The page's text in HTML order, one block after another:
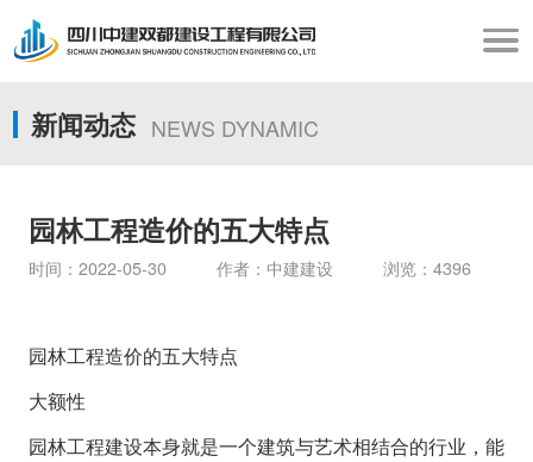
新闻动态 NEWS DYNAMIC
园林工程造价的五大特点
时间：2022-05-30 作者：中建建设 浏览：4396
园林工程造价的五大特点
大额性
园林工程建设本身就是一个建筑与艺术相结合的行业，能